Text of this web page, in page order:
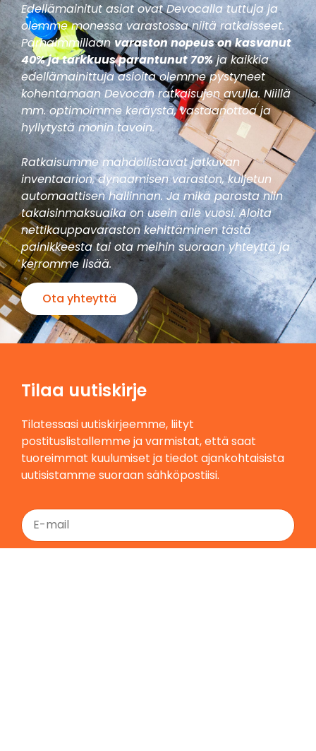
Edellämainitut asiat ovat Devocalla tuttuja ja
olemme monessa varastossa niitä ratkaisseet.
Parhaimmillaanvaraston nopeus on kasvanut
40% ja tarkkuus parantunut 70%ja kaikkia
edellämainittuja asioita olemme pystyneet
kohentamaan Devocan ratkaisujen avulla. Niillä
mm. optimoimme keräystä, vastaanottoa ja
hyllytystä monin tavoin.
Ratkaisumme mahdollistavat jatkuvan
inventaarion, dynaamisen varaston, kuljetun
automaattisen hallinnan. Ja mikä parasta niin
takaisinmaksuaika on usein alle vuosi. Aloita
nettikauppavaraston kehittäminen tästä
painikkeesta tai ota meihin suoraan yhteyttä ja
kerromme lisää.
Ota yhteyttä
Tilaa uutiskirje
Tilatessasi uutiskirjeemme, liityt
postituslistallemme ja varmistat, että saat
tuoreimmat kuulumiset ja tiedot ajankohtaisista
uutisistamme suoraan sähköpostiisi.